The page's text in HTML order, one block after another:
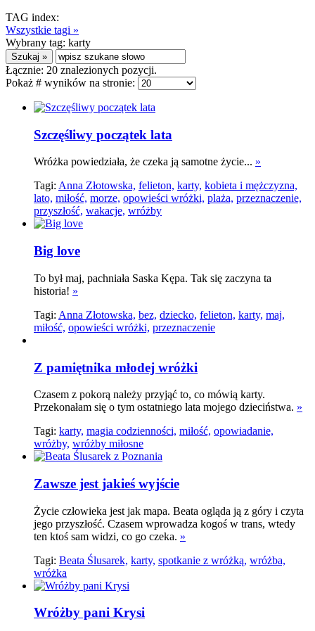
TAG index:
Wszystkie tagi »
Wybrany tag: karty
Łącznie: 20 znalezionych pozycji.
Pokaż # wyników na stronie:
Szczęśliwy początek lata
Wróżka powiedziała, że czeka ją samotne życie... »
Tagi: Anna Złotowska, felieton, karty, kobieta i mężczyzna,
lato, miłość, morze, opowieści wróżki, plaża, przeznaczenie,
przyszłość, wakacje, wróżby
Big love
To był maj, pachniała Saska Kępa. Tak się zaczyna ta
historia! »
Tagi: Anna Złotowska, bez, dziecko, felieton, karty, maj,
miłość, opowieści wróżki, przeznaczenie
Z pamiętnika młodej wróżki
Czasem z pokorą należy przyjąć to, co mówią karty.
Przekonałam się o tym ostatniego lata mojego dzieciństwa. »
Tagi: karty, magia codzienności, miłość, opowiadanie,
wróżby, wróżby miłosne
Zawsze jest jakieś wyjście
Życie człowieka jest jak mapa. Beata ogląda ją z góry i czyta
jego przyszłość. Czasem wprowadza kogoś w trans, wtedy
ten ktoś sam widzi, co go czeka. »
Tagi: Beata Ślusarek, karty, spotkanie z wróżką, wróżba,
wróżka
Wróżby pani Krysi